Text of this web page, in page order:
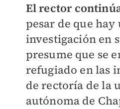
El rector
pesar de que
investigación en
presume que se
refugiado en las
de rectoría de la
autónoma de